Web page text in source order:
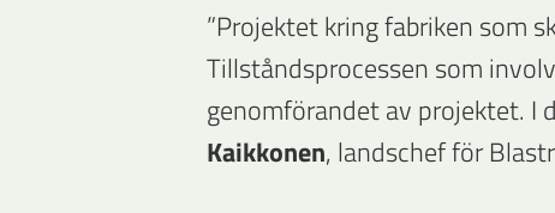
”Projektet kring fabriken som
Tillståndsprocessen som
genomförandet av projektet. I
Kaikkonen, landschef för